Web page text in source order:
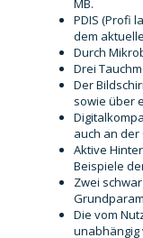
MB.
PDIS (Profi
dem
Durch
Drei
Der
sowie über
auch an
Aktive
Beispiele
Zwei
Die vom
unabhängig